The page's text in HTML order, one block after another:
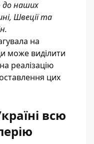
до наших
Швеції та
на
може виділити
реалізацію
цих
всю